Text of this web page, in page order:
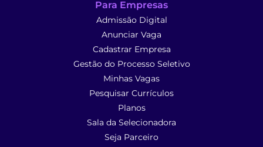
Para Empresas
Admissão Digital
Anunciar Vaga
Cadastrar Empresa
Gestão do Processo Seletivo
Minhas Vagas
Pesquisar Currículos
Planos
Sala da Selecionadora
Seja Parceiro